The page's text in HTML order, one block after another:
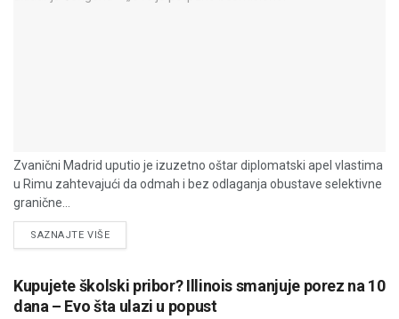
Zvanični Madrid uputio je izuzetno oštar diplomatski apel vlastima
u Rimu zahtevajući da odmah i bez odlaganja obustave selektivne
granične...
SAZNAJTE VIŠEDETAILS
Kupujete školski pribor? Illinois smanjuje porez na 10
dana – Evo šta ulazi u popust